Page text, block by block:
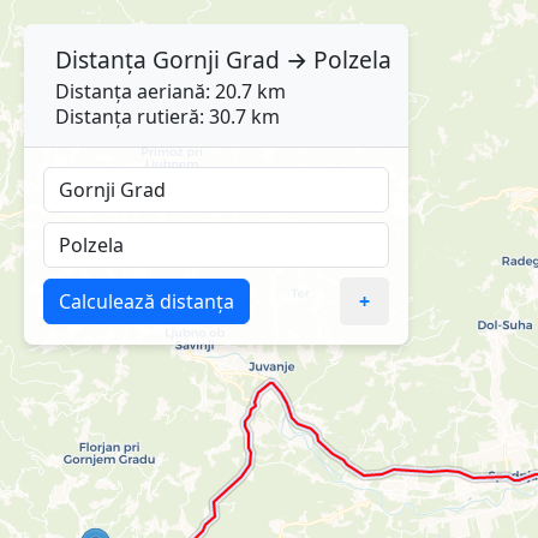
Distanța Gornji Grad → Polzela
Distanța aeriană: 20.7 km
Distanța rutieră: 30.7 km
Calculează distanța +